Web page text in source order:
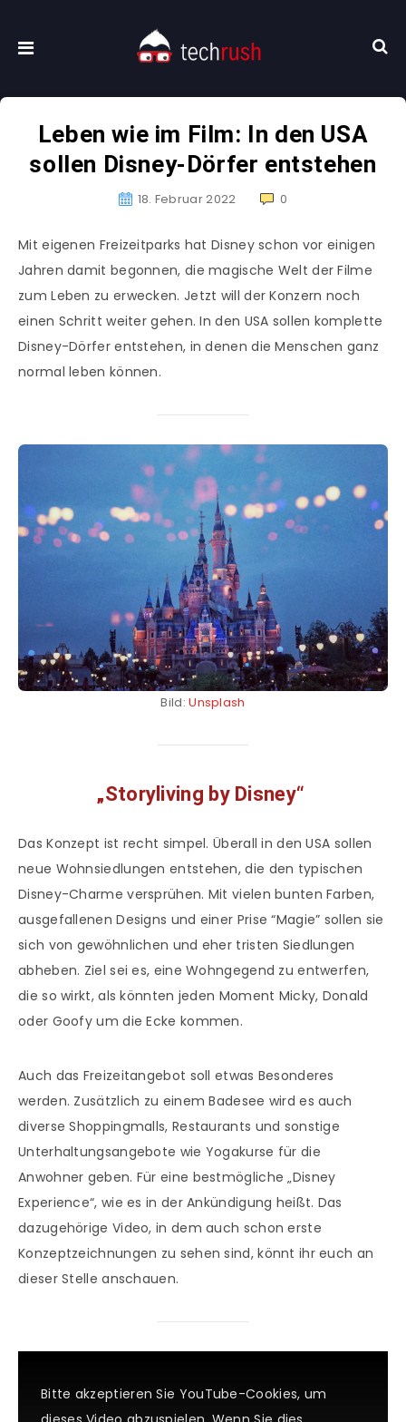
Leben wie im Film: In den USA
sollen Disney-Dörfer entstehen
18. Februar 2022 0
Mit eigenen Freizeitparks hat Disney schon vor einigen
Jahren damit begonnen, die magische Welt der Filme
zum Leben zu erwecken. Jetzt will der Konzern noch
einen Schritt weiter gehen. In den USA sollen komplette
Disney-Dörfer entstehen, in denen die Menschen ganz
normal leben können.
Bild:Unsplash
„Storyliving by Disney“
Das Konzept ist recht simpel. Überall in den USA sollen
neue Wohnsiedlungen entstehen, die den typischen
Disney-Charme versprühen. Mit vielen bunten Farben,
ausgefallenen Designs und einer Prise “Magie” sollen sie
sich von gewöhnlichen und eher tristen Siedlungen
abheben. Ziel sei es, eine Wohngegend zu entwerfen,
die so wirkt, als könnten jeden Moment Micky, Donald
oder Goofy um die Ecke kommen.
Auch das Freizeitangebot soll etwas Besonderes
werden. Zusätzlich zu einem Badesee wird es auch
diverse Shoppingmalls, Restaurants und sonstige
Unterhaltungsangebote wie Yogakurse für die
Anwohner geben. Für eine bestmögliche „Disney
Experience“, wie es in der Ankündigung heißt. Das
dazugehörige Video, in dem auch schon erste
Konzeptzeichnungen zu sehen sind, könnt ihr euch an
dieser Stelle anschauen.
Bitte akzeptieren Sie YouTube-Cookies, um